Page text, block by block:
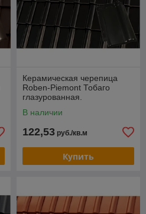
Керамическая черепица
Roben-Piemont Тобаго
глазурованная.
В наличии
122,53 руб./кв.м
Купить